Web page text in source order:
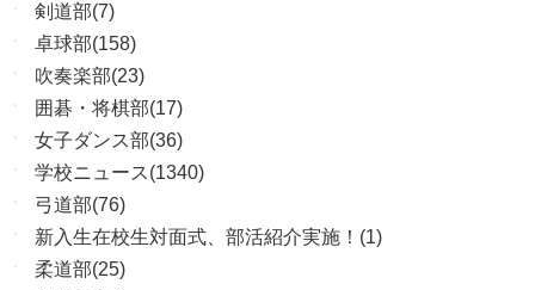
剣道部(7)
卓球部(158)
吹奏楽部(23)
囲碁・将棋部(17)
女子ダンス部(36)
学校ニュース(1340)
弓道部(76)
新入生在校生対面式、部活紹介実施！(1)
柔道部(25)